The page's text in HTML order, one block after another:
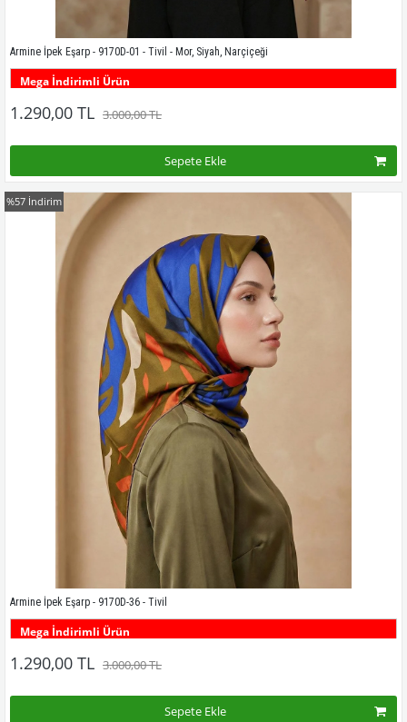
Armine İpek Eşarp - 9170D-01 - Tivil - Mor, Siyah, Narçiçeği
Mega İndirimli Ürün
Kampanyadaki tüm modelleri görmek için buraya tıkla
1.290,00 TL 3.000,00 TL
Sepete Ekle
Armine İpek Eşarp - 9170D-36 - Tivil
Mega İndirimli Ürün
1.290,00 TL 3.000,00 TL
Sepete Ekle
%57 İndirim